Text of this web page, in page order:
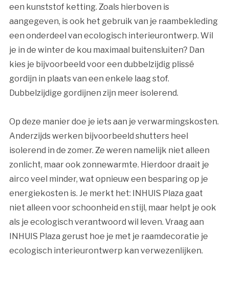
een kunststof ketting. Zoals hierboven is
aangegeven, is ook het gebruik van je raambekleding
een onderdeel van ecologisch interieurontwerp. Wil
je in de winter de kou maximaal buitensluiten? Dan
kies je bijvoorbeeld voor een dubbelzijdig plissé
gordijn in plaats van een enkele laag stof.
Dubbelzijdige gordijnen zijn meer isolerend.
Op deze manier doe je iets aan je verwarmingskosten.
Anderzijds werken bijvoorbeeld shutters heel
isolerend in de zomer. Ze weren namelijk niet alleen
zonlicht, maar ook zonnewarmte. Hierdoor draait je
airco veel minder, wat opnieuw een besparing op je
energiekosten is. Je merkt het: INHUIS Plaza gaat
niet alleen voor schoonheid en stijl, maar helpt je ook
als je ecologisch verantwoord wil leven. Vraag aan
INHUIS Plaza gerust hoe je met je raamdecoratie je
ecologisch interieurontwerp kan verwezenlijken.